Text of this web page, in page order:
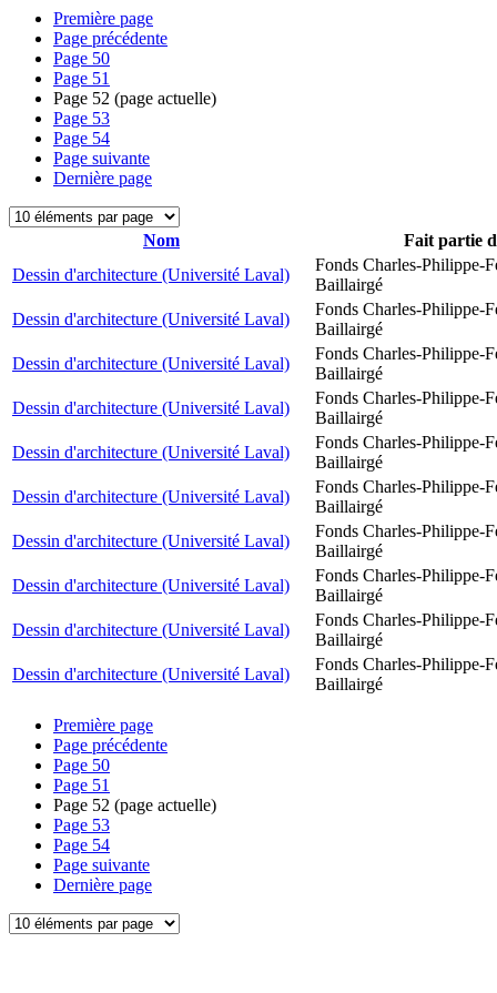
Première page
Page précédente
Page 50
Page 51
Page 52 (page actuelle)
Page 53
Page 54
Page suivante
Dernière page
Nom
Fait partie
Dessin d'architecture (Université Laval)
Fonds Charles-Philippe-
Baillairgé
Dessin d'architecture (Université Laval)
Fonds Charles-Philippe-
Baillairgé
Dessin d'architecture (Université Laval)
Fonds Charles-Philippe-
Baillairgé
Dessin d'architecture (Université Laval)
Fonds Charles-Philippe-
Baillairgé
Dessin d'architecture (Université Laval)
Fonds Charles-Philippe-
Baillairgé
Dessin d'architecture (Université Laval)
Fonds Charles-Philippe-
Baillairgé
Dessin d'architecture (Université Laval)
Fonds Charles-Philippe-
Baillairgé
Dessin d'architecture (Université Laval)
Fonds Charles-Philippe-
Baillairgé
Dessin d'architecture (Université Laval)
Fonds Charles-Philippe-
Baillairgé
Dessin d'architecture (Université Laval)
Fonds Charles-Philippe-
Baillairgé
Première page
Page précédente
Page 50
Page 51
Page 52 (page actuelle)
Page 53
Page 54
Page suivante
Dernière page